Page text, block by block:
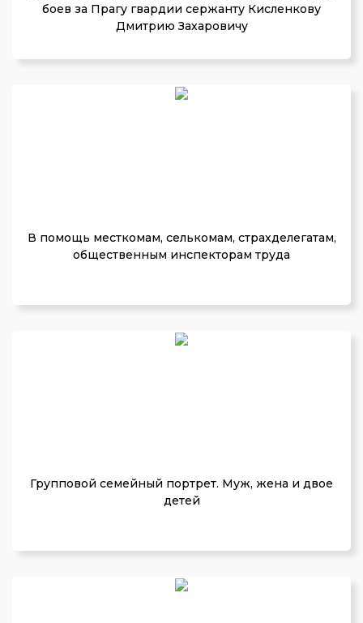
боев за Прагу гвардии сержанту Кисленкову
Дмитрию Захаровичу
В помощь месткомам, селькомам, страхделегатам,
общественным инспекторам труда
Групповой семейный портрет. Муж, жена и двое
детей